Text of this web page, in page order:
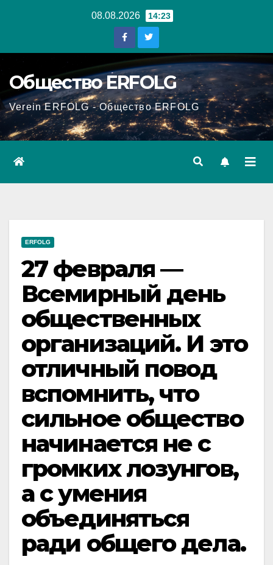
08.08.2026 14:23
Общество ERFOLG
Verein ERFOLG - Общество ERFOLG
ERFOLG
27 февраля —
Всемирный день
общественных
организаций. И это
отличный повод
вспомнить, что
сильное общество
начинается не с
громких лозунгов,
а с умения
объединяться
ради общего дела.